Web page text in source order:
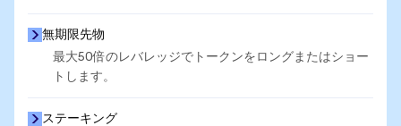
無期限先物
最大50倍のレバレッジでトークンをロングまたはショー
トします。
ステーキング